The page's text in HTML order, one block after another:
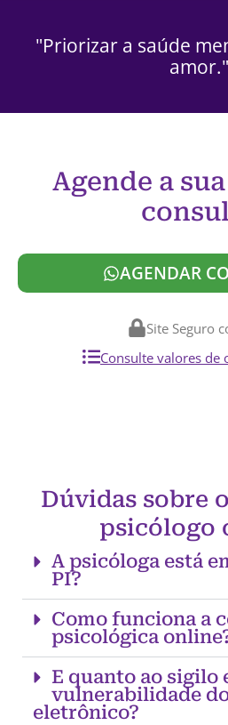
"Priorizar a saúde
amor."
Agende a
AGENDAR
Site Seguro
Consulte valores de
Dúvidas sobre
psicólogo
A psicóloga está
PI?
Como funciona a
psicológica
E quanto ao sigilo
vulnerabilidade
eletrônico?